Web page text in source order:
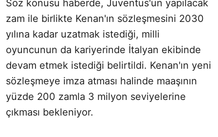
Söz konusu haberde, Juventus'un yapılacak
zam ile birlikte Kenan'ın sözleşmesini 2030
yılına kadar uzatmak istediği, milli
oyuncunun da kariyerinde İtalyan ekibinde
devam etmek istediği belirtildi. Kenan'ın yeni
sözleşmeye imza atması halinde maaşının
yüzde 200 zamla 3 milyon seviyelerine
çıkması bekleniyor.